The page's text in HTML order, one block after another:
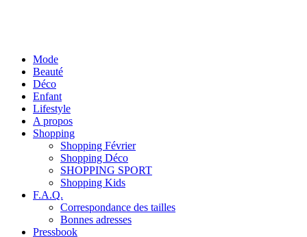
Mode
Beauté
Déco
Enfant
Lifestyle
A propos
Shopping
Shopping Février
Shopping Déco
SHOPPING SPORT
Shopping Kids
F.A.Q.
Correspondance des tailles
Bonnes adresses
Pressbook